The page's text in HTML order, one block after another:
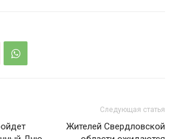
Следующая статья
Жителей Свердловской